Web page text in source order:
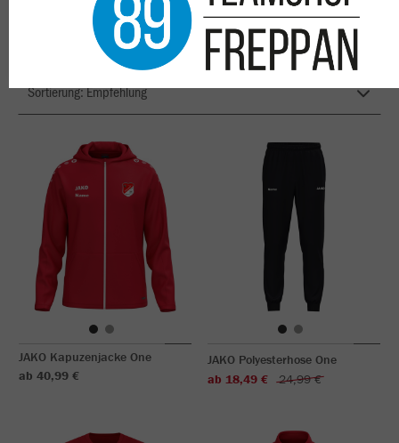
Farbe
JAKO Kapuzenjacke One
ab 40,99 €
JAKO Polyesterhose One
ab 18,49 €
24,99 €
mehr Infos
Datenschutz
Impressum